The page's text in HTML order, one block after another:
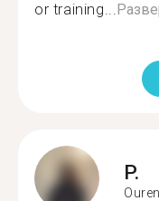
or training...
P.